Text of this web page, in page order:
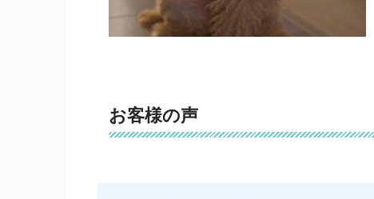
お客様の声